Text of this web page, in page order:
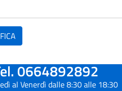
0664892892
al Venerdì dalle 8:30 alle 18:30